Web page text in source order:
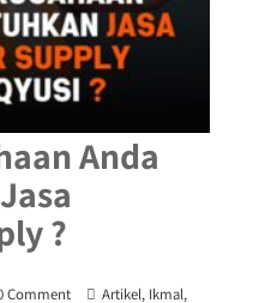
Anda
?
Comment Artikel, Ikmal,